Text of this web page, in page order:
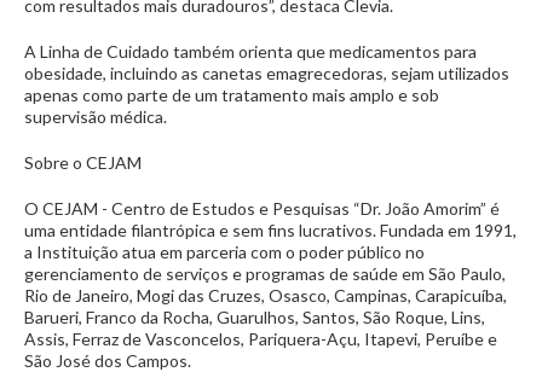
com resultados mais duradouros”, destaca Clevia.
A Linha de Cuidado também orienta que medicamentos para
obesidade, incluindo as canetas emagrecedoras, sejam utilizados
apenas como parte de um tratamento mais amplo e sob
supervisão médica.
Sobre o CEJAM
O CEJAM - Centro de Estudos e Pesquisas “Dr. João Amorim” é
uma entidade filantrópica e sem fins lucrativos. Fundada em 1991,
a Instituição atua em parceria com o poder público no
gerenciamento de serviços e programas de saúde em São Paulo,
Rio de Janeiro, Mogi das Cruzes, Osasco, Campinas, Carapicuíba,
Barueri, Franco da Rocha, Guarulhos, Santos, São Roque, Lins,
Assis, Ferraz de Vasconcelos, Pariquera-Açu, Itapevi, Peruíbe e
São José dos Campos.